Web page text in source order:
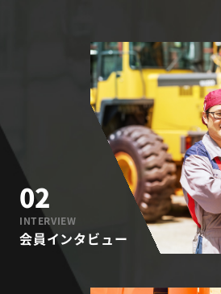
02
INTERVIEW
会員インタビュー